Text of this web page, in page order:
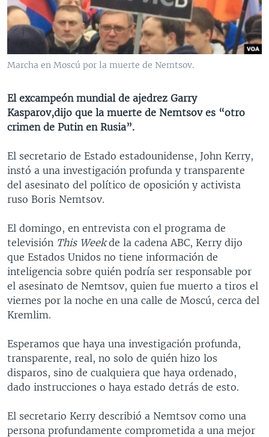
VENEZUELA
BRASIL
NICARAGUA
ECONOMÍA
ENTRETENIMIENTO Y CULTURA
TECNOLOGÍA
CIENCIA Y SALUD
MULTIMEDIA
VIDEOS
FOTOGRAFÍA
PROGRAMAS TV
EL MUNDO AL DÍA
VISIÓN 360
LAS CLAVES
RADIO
AUDIONOTICIAS
BUENOS DÍAS AMÉRICA
EL MUNDO AL DÍA [RADIO]
FORO [RADIO]
DEPORTIVO INTERNACIONAL
NOTA ECONÓMICA
ENTRETENIMIENTO
DOCUMENTALES DE LA VOA
Learning English
SÍGANOS
Marcha en Moscú por la muerte de Nemtsov.
El excampeón mundial de ajedrez Garry
Kasparov,dijo que la muerte de Nemtsov es “otro
crimen de Putin en Rusia”.
El secretario de Estado estadounidense, John Kerry,
instó a una investigación profunda y transparente
del asesinato del político de oposición y activista
ruso Boris Nemtsov.
El domingo, en entrevista con el programa de
televisión This Weekde la cadena ABC, Kerry dijo
que Estados Unidos no tiene información de
inteligencia sobre quién podría ser responsable por
el asesinato de Nemtsov, quien fue muerto a tiros el
viernes por la noche en una calle de Moscú, cerca del
Kremlim.
Esperamos que haya una investigación profunda,
transparente, real, no solo de quién hizo los
disparos, sino de cualquiera que haya ordenado,
dado instrucciones o haya estado detrás de esto.
El secretario Kerry describió a Nemtsov como una
persona profundamente comprometida a una mejor